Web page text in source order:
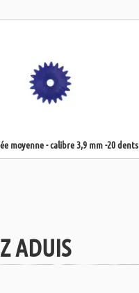
moyenne - calibre 3,9 mm -20 dents
ADUIS